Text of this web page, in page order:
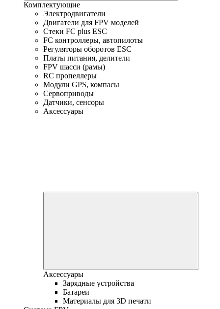
Комплектующие
Электродвигатели
Двигатели для FPV моделей
Стеки FC plus ESC
FC контроллеры, автопилоты
Регуляторы оборотов ESC
Платы питания, делители
FPV шасси (рамы)
RC пропеллеры
Модули GPS, компасы
Сервоприводы
Датчики, сенсоры
Аксессуары
Аксессуары
Зарядные устройства
Батареи
Материалы для 3D печати